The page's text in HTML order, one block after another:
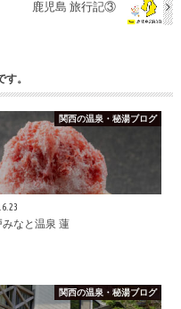
鹿児島 旅行記③
。
関西の温泉・秘湯ブログ
みなと温泉 蓮
関西の温泉・秘湯ブログ